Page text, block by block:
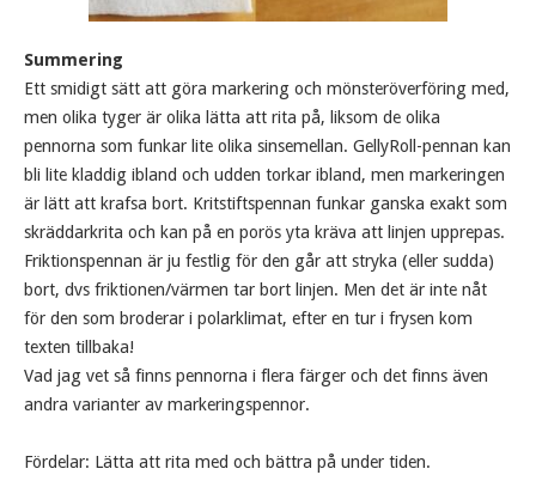
Summering
Ett smidigt sätt att göra markering och mönsteröverföring med,
men olika tyger är olika lätta att rita på, liksom de olika
pennorna som funkar lite olika sinsemellan. GellyRoll-pennan kan
bli lite kladdig ibland och udden torkar ibland, men markeringen
är lätt att krafsa bort. Kritstiftspennan funkar ganska exakt som
skräddarkrita och kan på en porös yta kräva att linjen upprepas.
Friktionspennan är ju festlig för den går att stryka (eller sudda)
bort, dvs friktionen/värmen tar bort linjen. Men det är inte nåt
för den som broderar i polarklimat, efter en tur i frysen kom
texten tillbaka!
Vad jag vet så finns pennorna i flera färger och det finns även
andra varianter av markeringspennor.
Fördelar: Lätta att rita med och bättra på under tiden.